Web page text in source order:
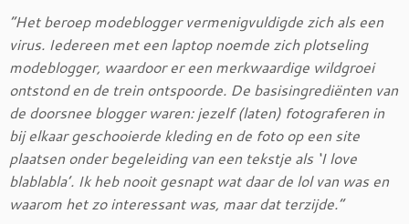
“Het beroep modeblogger vermenigvuldigde zich als een
virus. Iedereen met een laptop noemde zich plotseling
modeblogger, waardoor er een merkwaardige wildgroei
ontstond en de trein ontspoorde. De basisingrediënten van
de doorsnee blogger waren: jezelf (laten) fotograferen in
bij elkaar geschooierde kleding en de foto op een site
plaatsen onder begeleiding van een tekstje als ‘I love
blablabla’. Ik heb nooit gesnapt wat daar de lol van was en
waarom het zo interessant was, maar dat terzijde.”